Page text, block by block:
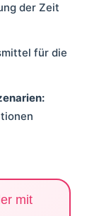
der Zeit
für die
mit